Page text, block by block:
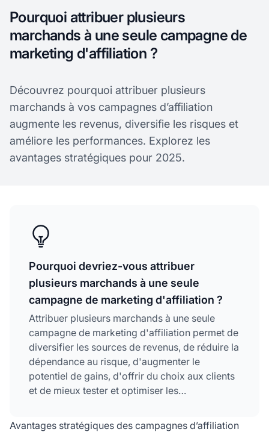
Pourquoi attribuer plusieurs
marchands à une seule campagne de
marketing d'affiliation ?
Découvrez pourquoi attribuer plusieurs
marchands à vos campagnes d’affiliation
augmente les revenus, diversifie les risques et
améliore les performances. Explorez les
avantages stratégiques pour 2025.
Pourquoi devriez-vous attribuer
plusieurs marchands à une seule
campagne de marketing d'affiliation ?
Attribuer plusieurs marchands à une seule
campagne de marketing d'affiliation permet de
diversifier les sources de revenus, de réduire la
dépendance au risque, d'augmenter le
potentiel de gains, d'offrir du choix aux clients
et de mieux tester et optimiser les
Avantages stratégiques des campagnes d’affiliation